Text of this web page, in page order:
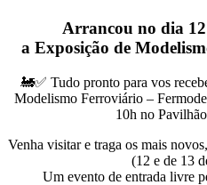
Arrancou no dia
a Exposição de
🚂✅ Tudo pronto para vos
Modelismo Ferroviário –
10h no
Venha visitar e traga os mais
(12 e de 13
Um evento de entrada livre